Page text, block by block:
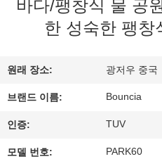
하
여
바다/팽창식 물 공
한 성숙한 팽창
원래 장소: 광저우 중국
브랜드 이름: Bouncia
인증: TUV
모델 번호: PARK60